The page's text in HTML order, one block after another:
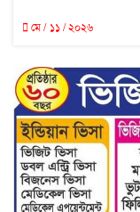
মে / ১১ / ২০২৬